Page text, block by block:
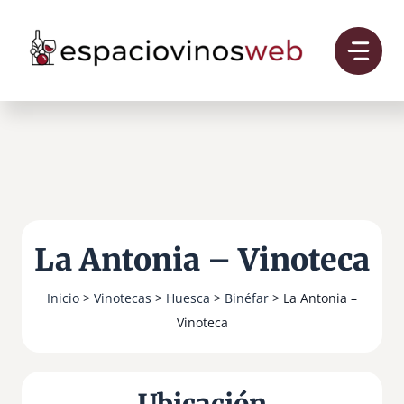
contenido
La Antonia – Vinoteca
Inicio > Vinotecas > Huesca > Binéfar > La Antonia –
Vinoteca